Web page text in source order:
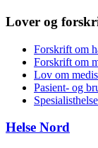
Lover og
Forskrift om
Forskrift om
Lov om
Pasient- og
Helse Nord